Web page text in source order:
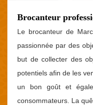
Brocanteur
Le brocanteur de
passionnée par des
but de collecter des
potentiels afin de les
un bon goût et
consommateurs. La